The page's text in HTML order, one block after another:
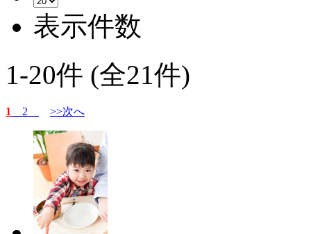
表示件数
1-20件 (全21件)
1 2 >>次へ